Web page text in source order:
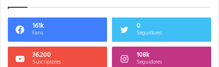
161k
Fans
0
Seguidores
36.200
Suscriptores
108k
Seguidores